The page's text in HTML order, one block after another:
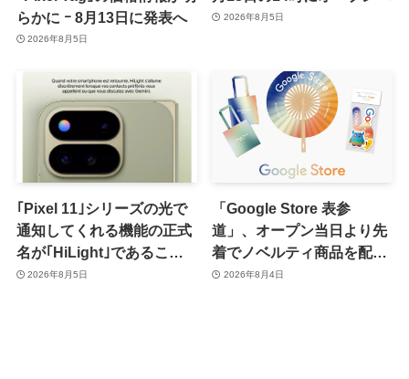
らかに ｰ 8月13日に発表へ
2026年8月5日
2026年8月5日
｢Pixel 11｣シリーズの光で
通知してくれる機能の正式
名が｢HiLight｣であること
が確認される
2026年8月5日
「Google Store 表参
道」、オープン当日より先
着でノベルティ商品を配布
へ2026年8月4日